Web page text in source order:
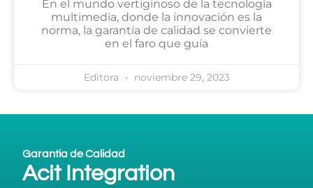
En el mundo vertiginoso de la tecnología
multimedia, donde la innovación es la
norma, la garantía de calidad se convierte
en el faro que guía
Editora noviembre 29, 2023
Garantia de Calidad
Acit Integration